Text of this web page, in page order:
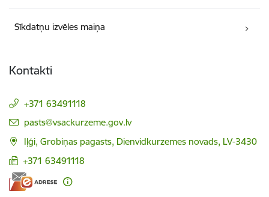
Sīkdatņu izvēles maiņa
Kontakti
+371 63491118
E-pasts:
pasts@vsackurzeme.gov.lv
Iļģi, Grobiņas pagasts, Dienvidkurzemes novads, LV-3430
+371 63491118